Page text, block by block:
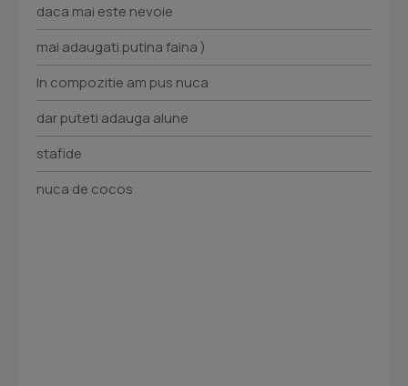
daca mai este nevoie
mai adaugati putina faina )
In compozitie am pus nuca
dar puteti adauga alune
stafide
nuca de cocos